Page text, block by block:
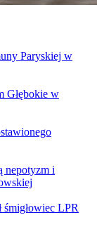
Paryskiej w
Głębokie w
nepotyzm i
śmigłowiec LPR